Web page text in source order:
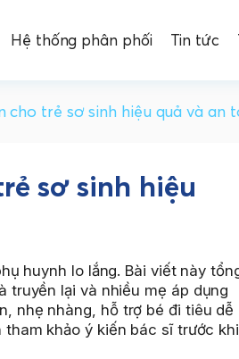
Hệ thống phân phối Tin tức
cho trẻ sơ sinh hiệu quả và an
sơ sinh hiệu
huynh lo lắng. Bài viết này
truyền lại và nhiều mẹ áp dụng
nhẹ nhàng, hỗ trợ bé đi tiêu dễ
khảo ý kiến bác sĩ trước khi